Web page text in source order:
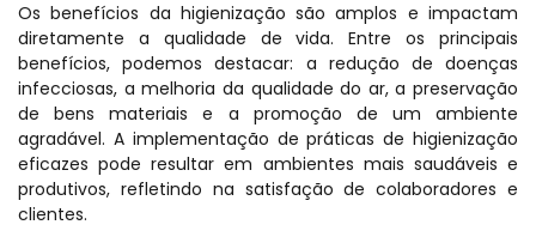
Os benefícios da higienização são amplos e impactam
diretamente a qualidade de vida. Entre os principais
benefícios, podemos destacar: a redução de doenças
infecciosas, a melhoria da qualidade do ar, a preservação
de bens materiais e a promoção de um ambiente
agradável. A implementação de práticas de higienização
eficazes pode resultar em ambientes mais saudáveis e
produtivos, refletindo na satisfação de colaboradores e
clientes.